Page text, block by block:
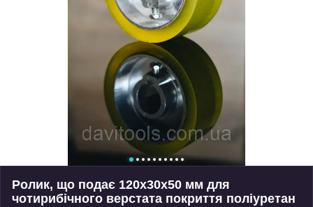
Ролик, що подає 120x30x50 мм для
чотирибічного верстата покриття поліуретан